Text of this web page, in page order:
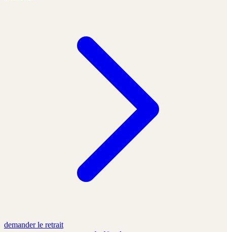
demander le retrait